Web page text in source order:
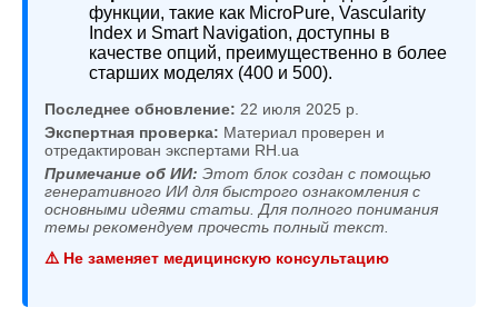
функции, такие как MicroPure, Vascularity
Index и Smart Navigation, доступны в
качестве опций, преимущественно в более
старших моделях (400 и 500).
Последнее обновление: 22 июля 2025 р.
Экспертная проверка: Материал проверен и
отредактирован экспертами RH.ua
Примечание об ИИ: Этот блок создан с помощью
генеративного ИИ для быстрого ознакомления с
основными идеями статьи. Для полного понимания
темы рекомендуем прочесть полный текст.
⚠️ Не заменяет медицинскую консультацию